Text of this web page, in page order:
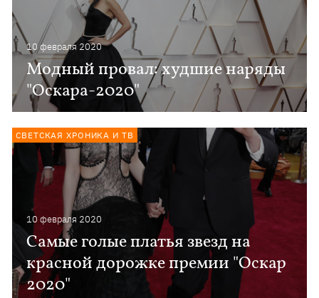
10 февраля 2020
Модный провал: худшие наряды
"Оскара-2020"
10 февраля 2020
Самые голые платья звезд на
красной дорожке премии "Оскар
2020"
СВЕТСКАЯ ХРОНИКА И ТВ